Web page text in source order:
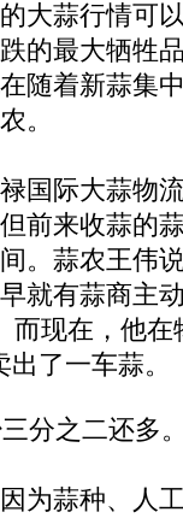
大蒜行情可
的最大牺牲
随着新蒜集
。
国际大蒜物
前来收蒜的
。蒜农王伟
就有蒜商主
而现在，他
了一车蒜。
分之二还多
为蒜种、人